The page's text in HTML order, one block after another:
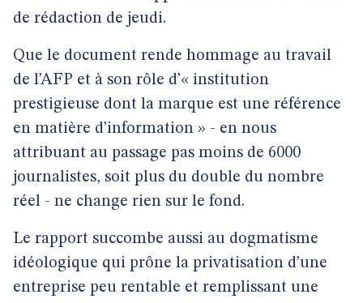
de rédaction de jeudi.
Que le document rende hommage au travail
de l’AFP et à son rôle d’« institution
prestigieuse dont la marque est une référence
en matière d’information » - en nous
attribuant au passage pas moins de 6000
journalistes, soit plus du double du nombre
réel - ne change rien sur le fond.
Le rapport succombe aussi au dogmatisme
idéologique qui prône la privatisation d’une
entreprise peu rentable et remplissant une